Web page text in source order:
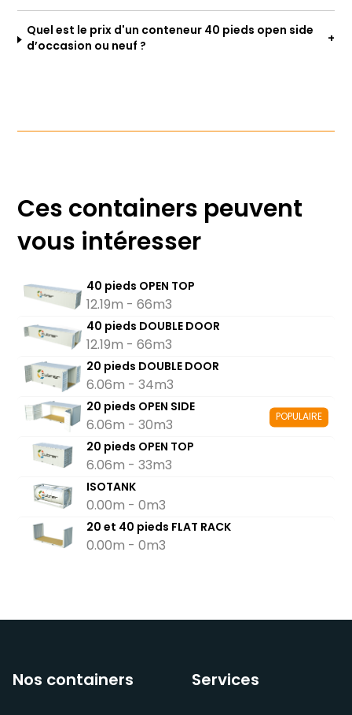
Quel est le prix d'un conteneur 40 pieds open side
d’occasion ou neuf ?
Ces containers peuvent
vous intéresser
40 pieds OPEN TOP
12.19m - 66m3
40 pieds DOUBLE DOOR
12.19m - 66m3
20 pieds DOUBLE DOOR
6.06m - 34m3
POPULAIRE
20 pieds OPEN SIDE
6.06m - 30m3
20 pieds OPEN TOP
6.06m - 33m3
ISOTANK
0.00m - 0m3
20 et 40 pieds FLAT RACK
0.00m - 0m3
Nos containers Services